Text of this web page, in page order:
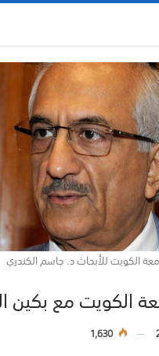
الكويت للأبحاث د. جاسم الكندري
الكويت مع بكين
1,630